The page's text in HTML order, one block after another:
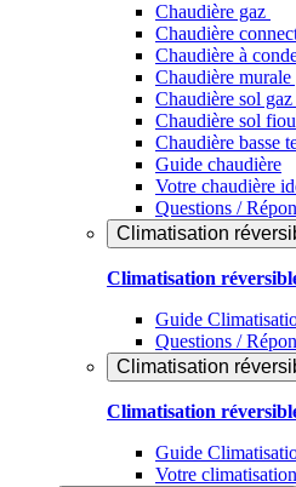
Chaudière gaz
Chaudière
Chaudière à
Chaudière murale
Chaudière sol gaz
Chaudière sol
Chaudière basse
Guide chaudière
Votre chaudière
Questions /
Climatisation
Climatisation
Guide
Questions /
Climatisation
Climatisation
Guide
Votre